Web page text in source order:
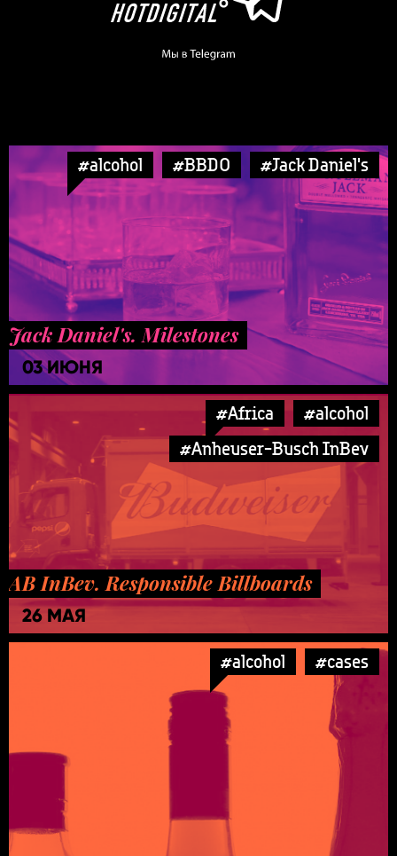
#alcohol #BBDO #Jack Daniel's
Jack Daniel's. Milestones
03 ИЮНЯ
#Africa
#alcohol
#Anheuser-Busch InBev
AB InBev. Responsible Billboards
26 МАЯ
#alcohol #cases